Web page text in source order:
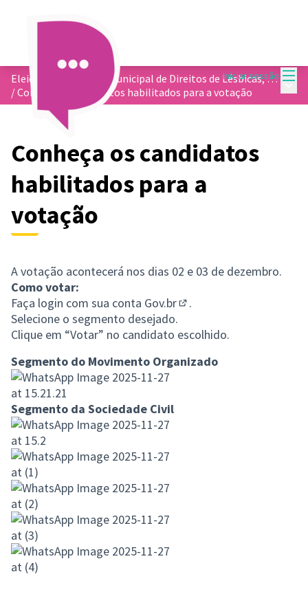
Iniciar sessão
Eleição do Conselho Municipal de Direitos de Lésbicas, Gays, Bissexuais, Travestis e Transexuais - COMDLGBT
/Conheça os candidatos habilitados para a votação
Conheça os candidatos
habilitados para a
votação
A votação acontecerá nos dias 02 e 03 de dezembro.
Como votar:
Faça login com sua conta Gov.br
.
Selecione o segmento desejado.
Clique em “Votar” no candidato escolhido.
Segmento do Movimento Organizado
Segmento da Sociedade Civil